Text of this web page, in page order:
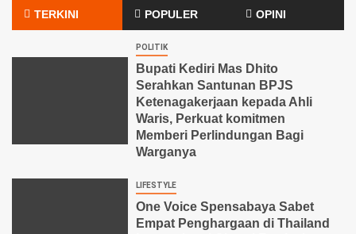
TERKINI POPULER OPINI
POLITIK
Bupati Kediri Mas Dhito
Serahkan Santunan BPJS
Ketenagakerjaan kepada Ahli
Waris, Perkuat komitmen
Memberi Perlindungan Bagi
Warganya
LIFESTYLE
One Voice Spensabaya Sabet
Empat Penghargaan di Thailand